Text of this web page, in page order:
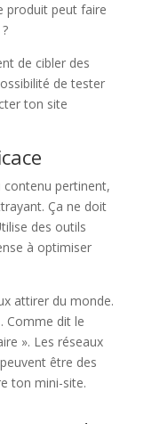
produit peut faire
de cibler des
de tester
ton site
pertinent,
Ça ne doit
des outils
à optimiser
attirer du monde.
Comme dit le
». Les réseaux
être des
ton mini-site.